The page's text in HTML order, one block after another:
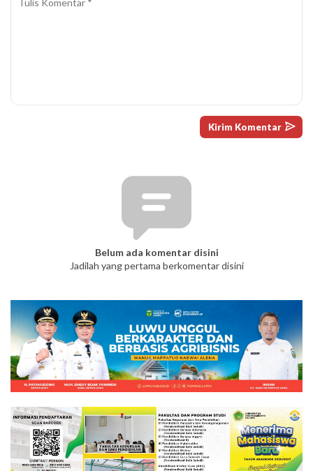
Belum ada komentar disini
Jadilah yang pertama berkomentar disini